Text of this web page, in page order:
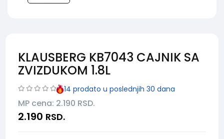
KLAUSBERG KB7043 CAJNIK SA
ZVIZDUKOM 1.8L
14 prodato u poslednjih 30 dana
MP cena: 2.190 RSD.
2.190 RSD.